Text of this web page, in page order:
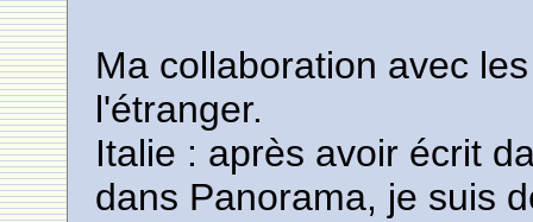
Ma collaboration avec
l'étranger.
Italie : après avoir écrit
dans Panorama, je suis